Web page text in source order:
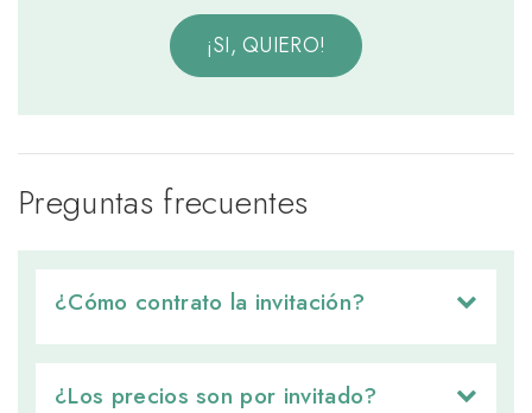
¡SI, QUIERO!
Preguntas frecuentes
¿Cómo contrato la invitación?
¿Los precios son por invitado?